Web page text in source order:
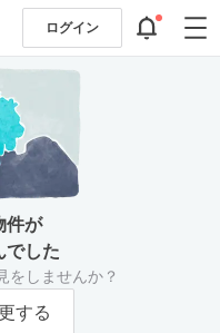
ログイン
件が
でした
をしませんか？
する